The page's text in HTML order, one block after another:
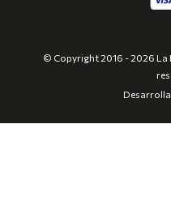
© Copyright 2016 - 2026 La